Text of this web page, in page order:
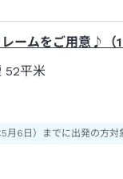
ームをご用意♪（
52平米
6日）までに出発の方対